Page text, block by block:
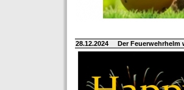
28.12.2024 Der